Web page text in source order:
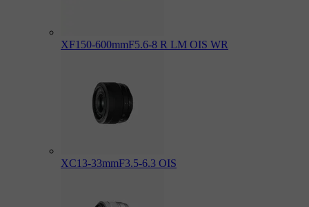
XF150-600mmF5.6-8 R LM OIS WR
XC13-33mmF3.5-6.3 OIS